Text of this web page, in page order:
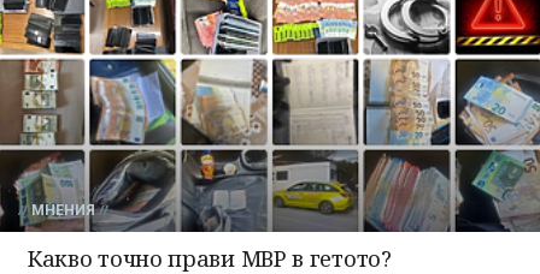
МНЕНИЯ
Какво точно прави МВР в гетото?